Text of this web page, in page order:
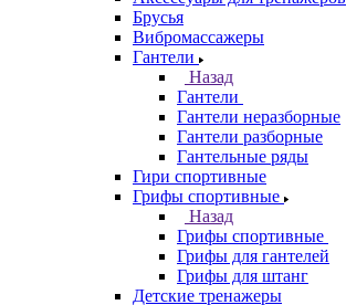
Брусья
Вибромассажеры
Гантели
Назад
Гантели
Гантели неразборные
Гантели разборные
Гантельные ряды
Гири спортивные
Грифы спортивные
Назад
Грифы спортивные
Грифы для гантелей
Грифы для штанг
Детские тренажеры